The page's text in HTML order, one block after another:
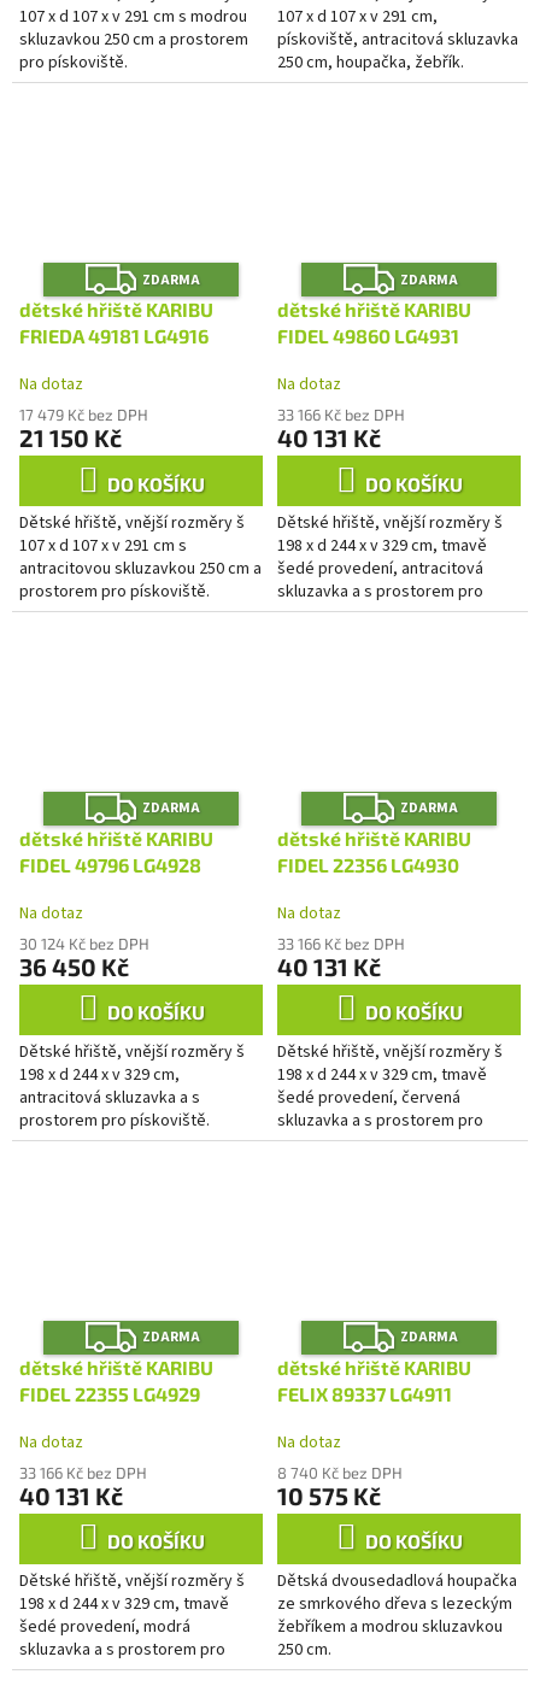
107 x d 107 x v 291 cm s modrou
skluzavkou 250 cm a prostorem
pro pískoviště.
107 x d 107 x v 291 cm,
pískoviště, antracitová skluzavka
250 cm, houpačka, žebřík.
Z
D
A
R
M
ZDARMA
dětské hřiště KARIBU
FRIEDA 49181 LG4916
Na dotaz
17 479 Kč bez DPH
21 150 Kč
DO KOŠÍKU
Dětské hřiště, vnější rozměry š
107 x d 107 x v 291 cm s
antracitovou skluzavkou 250 cm a
prostorem pro pískoviště.
Z
D
A
R
M
ZDARMA
dětské hřiště KARIBU
FIDEL 49860 LG4931
Na dotaz
33 166 Kč bez DPH
40 131 Kč
DO KOŠÍKU
Dětské hřiště, vnější rozměry š
198 x d 244 x v 329 cm, tmavě
šedé provedení, antracitová
skluzavka a s prostorem pro
pískoviště.
Z
D
A
R
M
ZDARMA
dětské hřiště KARIBU
FIDEL 49796 LG4928
Na dotaz
30 124 Kč bez DPH
36 450 Kč
DO KOŠÍKU
Dětské hřiště, vnější rozměry š
198 x d 244 x v 329 cm,
antracitová skluzavka a s
prostorem pro pískoviště.
Z
D
A
R
M
ZDARMA
dětské hřiště KARIBU
FIDEL 22356 LG4930
Na dotaz
33 166 Kč bez DPH
40 131 Kč
DO KOŠÍKU
Dětské hřiště, vnější rozměry š
198 x d 244 x v 329 cm, tmavě
šedé provedení, červená
skluzavka a s prostorem pro
pískoviště.
Z
D
A
R
M
ZDARMA
dětské hřiště KARIBU
FIDEL 22355 LG4929
Na dotaz
33 166 Kč bez DPH
40 131 Kč
DO KOŠÍKU
Dětské hřiště, vnější rozměry š
198 x d 244 x v 329 cm, tmavě
šedé provedení, modrá
skluzavka a s prostorem pro
pískoviště.
Z
D
A
R
M
ZDARMA
dětské hřiště KARIBU
FELIX 89337 LG4911
Na dotaz
8 740 Kč bez DPH
10 575 Kč
DO KOŠÍKU
Dětská dvousedadlová houpačka
ze smrkového dřeva s lezeckým
žebříkem a modrou skluzavkou
250 cm.